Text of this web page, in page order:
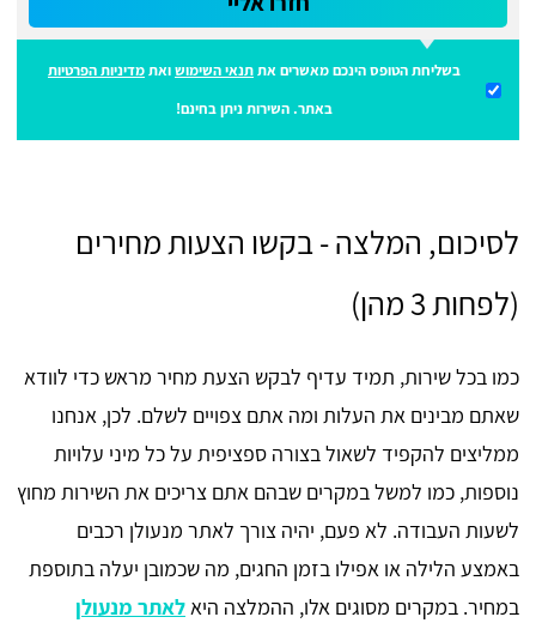
בשליחת הטופס הינכם מאשרים אתתנאי השימושואתמדיניות הפרטיות
באתר. השירות ניתן בחינם!
לסיכום, המלצה - בקשו הצעות מחירים
(לפחות 3 מהן)
כמו בכל שירות, תמיד עדיף לבקש הצעת מחיר מראש כדי לוודא
שאתם מבינים את העלות ומה אתם צפויים לשלם. לכן, אנחנו
ממליצים להקפיד לשאול בצורה ספציפית על כל מיני עלויות
נוספות, כמו למשל במקרים שבהם אתם צריכים את השירות מחוץ
לשעות העבודה. לא פעם, יהיה צורך לאתר מנעולן רכבים
באמצע הלילה או אפילו בזמן החגים, מה שכמובן יעלה בתוספת
במחיר. במקרים מסוגים אלו, ההמלצה היאלאתר מנעולן